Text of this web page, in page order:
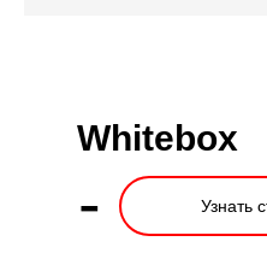
Whitebox
Узнать
-